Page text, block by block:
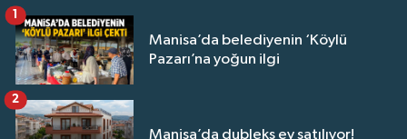
Manisa’da belediyenin ‘Köylü
Pazarı’na yoğun ilgi
Manisa’da dubleks ev satılıyor!
2